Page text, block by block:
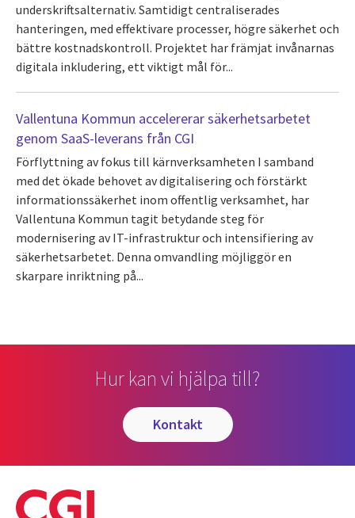
underskriftsalternativ. Samtidigt centraliserades
hanteringen, med effektivare processer, högre säkerhet och
bättre kostnadskontroll. Projektet har främjat invånarnas
digitala inkludering, ett viktigt mål för...
Vallentuna Kommun accelererar säkerhetsarbetet
genom SaaS-leverans från CGI
Förflyttning av fokus till kärnverksamheten I samband
med det ökade behovet av digitalisering och förstärkt
informationssäkerhet inom offentlig verksamhet, har
Vallentuna Kommun tagit betydande steg för
modernisering av IT-infrastruktur och intensifiering av
säkerhetsarbetet. Denna omvandling möjliggör en
skarpare inriktning på...
Hur kan vi hjälpa till?
kontakt